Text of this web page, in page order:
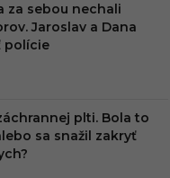
za sebou nechali
Jaroslav a Dana
polície
plti. Bola to
sa snažil zakryť